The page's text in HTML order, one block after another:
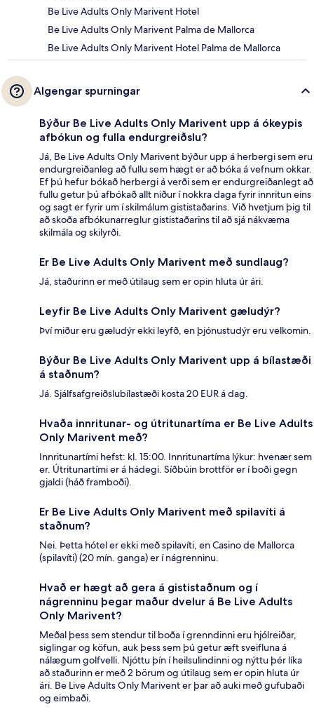
Be Live Adults Only Marivent Hotel
Be Live Adults Only Marivent Palma de Mallorca
Be Live Adults Only Marivent Hotel Palma de Mallorca
Algengar spurningar
Býður Be Live Adults Only Marivent upp á ókeypis
afbókun og fulla endurgreiðslu?
Já, Be Live Adults Only Marivent býður upp á herbergi sem eru
endurgreiðanleg að fullu sem hægt er að bóka á vefnum okkar.
Ef þú hefur bókað herbergi á verði sem er endurgreiðanlegt að
fullu getur þú afbókað allt niður í nokkra daga fyrir innritun eins
og sagt er fyrir um í skilmálum gististaðarins. Við hvetjum þig til
að skoða afbókunarreglur gististaðarins til að sjá nákvæma
skilmála og skilyrði.
Er Be Live Adults Only Marivent með sundlaug?
Já, staðurinn er með útilaug sem er opin hluta úr ári.
Leyfir Be Live Adults Only Marivent gæludýr?
Því miður eru gæludýr ekki leyfð, en þjónustudýr eru velkomin.
Býður Be Live Adults Only Marivent upp á bílastæði
á staðnum?
Já. Sjálfsafgreiðslubílastæði kosta 20 EUR á dag.
Hvaða innritunar- og útritunartíma er Be Live Adults
Only Marivent með?
Innritunartími hefst: kl. 15:00. Innritunartíma lýkur: hvenær sem
er. Útritunartími er á hádegi. Síðbúin brottför er í boði gegn
gjaldi (háð framboði).
Er Be Live Adults Only Marivent með spilavíti á
staðnum?
Nei. Þetta hótel er ekki með spilavíti, en Casino de Mallorca
(spilavíti) (20 mín. ganga) er í nágrenninu.
Hvað er hægt að gera á gististaðnum og í
nágrenninu þegar maður dvelur á Be Live Adults
Only Marivent?
Meðal þess sem stendur til boða í grenndinni eru hjólreiðar,
siglingar og köfun, auk þess sem þú getur æft sveifluna á
nálægum golfvelli. Njóttu þín í heilsulindinni og nýttu þér líka
að staðurinn er með 2 börum og útilaug sem er opin hluta úr
ári. Be Live Adults Only Marivent er þar að auki með gufubaði
og eimbaði.